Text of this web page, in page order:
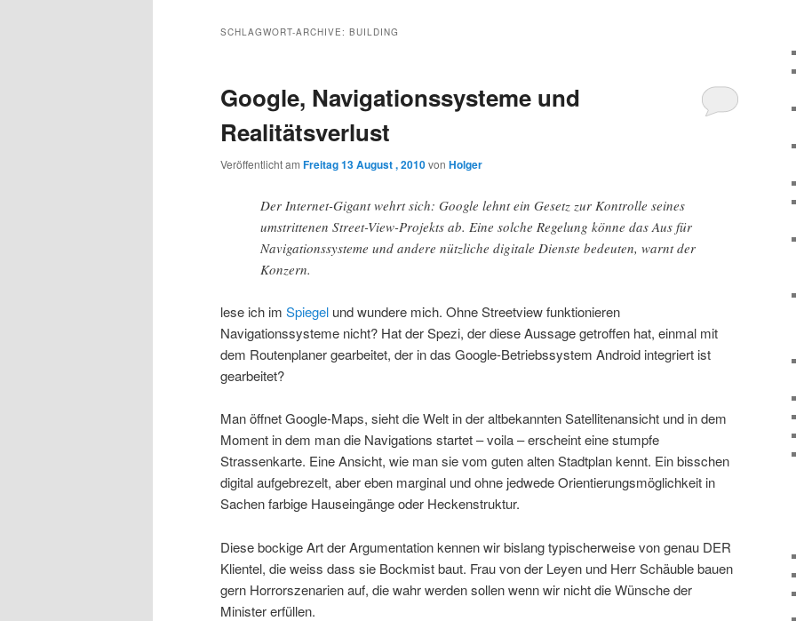
wechseln
SCHLAGWORT-ARCHIVE: BUILDING
Google, Navigationssysteme und
Realitätsverlust
Veröffentlicht am Freitag 13 August , 2010von Holger
Der Internet-Gigant wehrt sich: Google lehnt ein Gesetz zur Kontrolle seines
umstrittenen Street-View-Projekts ab. Eine solche Regelung könne das Aus für
Navigationssysteme und andere nützliche digitale Dienste bedeuten, warnt der
Konzern.
lese ich im Spiegel und wundere mich. Ohne Streetview funktionieren
Navigationssysteme nicht? Hat der Spezi, der diese Aussage getroffen hat, einmal mit
dem Routenplaner gearbeitet, der in das Google-Betriebssystem Android integriert ist
gearbeitet?
Man öffnet Google-Maps, sieht die Welt in der altbekannten Satellitenansicht und in dem
Moment in dem man die Navigations startet – voila – erscheint eine stumpfe
Strassenkarte. Eine Ansicht, wie man sie vom guten alten Stadtplan kennt. Ein bisschen
digital aufgebrezelt, aber eben marginal und ohne jedwede Orientierungsmöglichkeit in
Sachen farbige Hauseingänge oder Heckenstruktur.
Diese bockige Art der Argumentation kennen wir bislang typischerweise von genau DER
Klientel, die weiss dass sie Bockmist baut. Frau von der Leyen und Herr Schäuble bauen
gern Horrorszenarien auf, die wahr werden sollen wenn wir nicht die Wünsche der
Minister erfüllen.